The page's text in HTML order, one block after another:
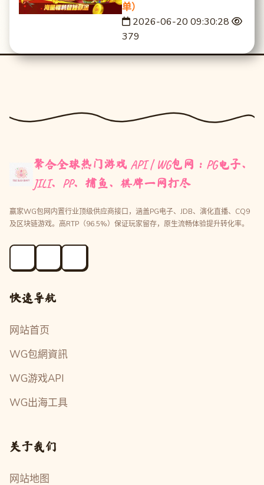
单）
2026-06-20 09:30:28
379
聚合全球热门游戏 API | WG包网：PG电子、
JILI、PP、捕鱼、棋牌一网打尽
赢家WG包网内置行业顶级供应商接口，涵盖PG电子、JDB、演化直播、CQ9
及区块链游戏。高RTP（96.5%）保证玩家留存，原生流畅体验提升转化率。
快速导航
网站首页
WG包網資訊
WG游戏API
WG出海工具
关于我们
网站地图